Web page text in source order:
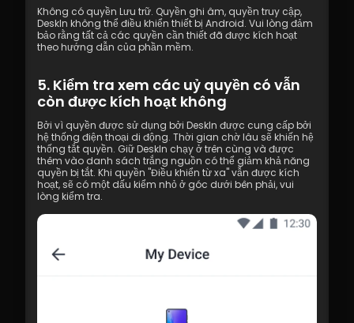
Không có quyền Lưu trữ. Quyền ghi âm, quyền truy cập,
DeskIn không thể điều khiển thiết bị Android. Vui lòng đảm
bảo rằng tất cả các quyền cần thiết đã được kích hoạt
theo hướng dẫn của phần mềm.
5. Kiểm tra xem các uỷ quyền có vẫn
còn được kích hoạt không
Bởi vì quyền được sử dụng bởi DeskIn được cung cấp bởi
hệ thống điện thoại di động. Thời gian chờ lâu sẽ khiến hệ
thống tắt quyền. Giữ DeskIn chạy ở trên cùng và được
thêm vào danh sách trắng nguồn có thể giảm khả năng
quyền bị tắt. Khi quyền "Điều khiển từ xa" vẫn được kích
hoạt, sẽ có một dấu kiểm nhỏ ở góc dưới bên phải, vui
lòng kiểm tra.